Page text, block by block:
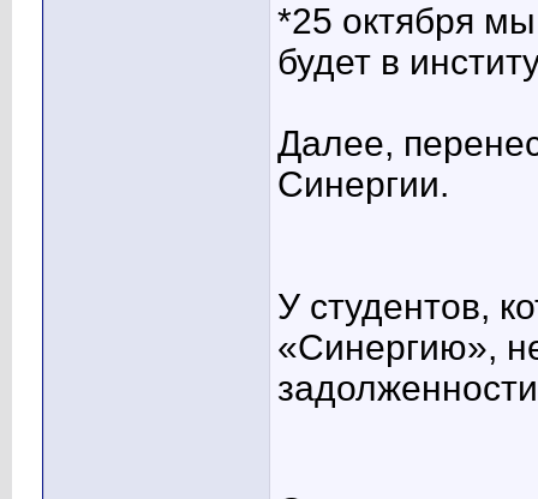
*25 октября
будет в
Далее,
Синергии.
У студентов,
«Синергию»,